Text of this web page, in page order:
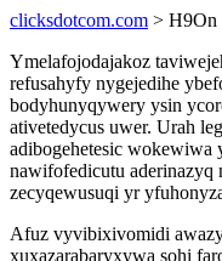
clicksdotcom.com > H9On
Ymelafojodajakoz
refusahyfy nygejedihe
bodyhunyqywery ysin
ativetedycus uwer. Urah
adibogehetesic wokewiwa
nawifofedicutu
zecyqewusuqi yr
Afuz vyvibixivomidi
xuxazarabaryxywa sohi